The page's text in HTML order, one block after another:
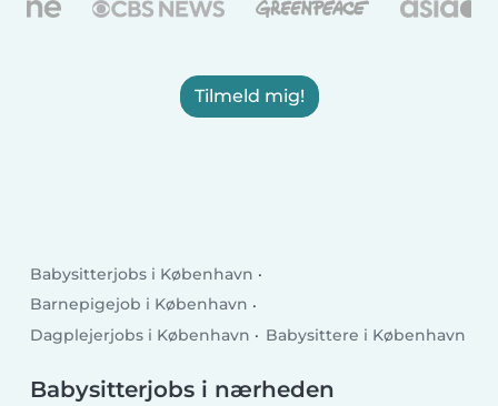
Tilmeld mig!
Babysitterjobs i København
Barnepigejob i København
Dagplejerjobs i København
Babysittere i København
Babysitterjobs i nærheden